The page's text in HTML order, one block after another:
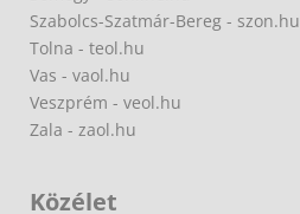
Szabolcs-Szatmár-Bereg - szon.hu
Tolna - teol.hu
Vas - vaol.hu
Veszprém - veol.hu
Zala - zaol.hu
Közélet